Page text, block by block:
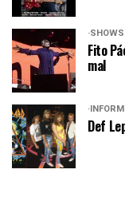
Fito
mal
Def